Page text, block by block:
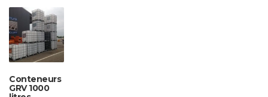
Conteneurs
GRV 1000